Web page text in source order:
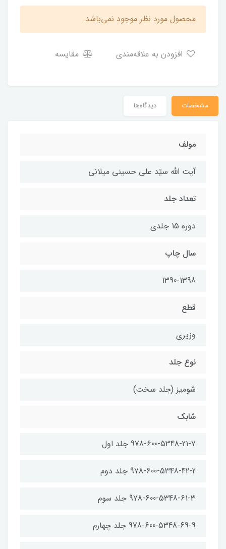
محصول مورد نظر موجود نمی‌باشد.
مقایسه
مشخصات دیدگاه‌ها
مولف
آیت الله سیّد علی حسینی میلانی
تعداد جلد
دوره 15 جلدی
سال چاپ
1390-1398
قطع
وزیری
نوع جلد
شومیز (جلد سخت)
شابک
978-600-5348-21-7 جلد اول
978-600-5348-42-2 جلد دوم
978-600-5348-61-3 جلد سوم
978-600-5348-69-9 جلد چهارم